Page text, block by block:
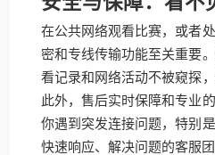
在公共网络观看比赛，或者
密和专线传输功能至关重要
看记录和网络活动不被窥探
此外，售后实时保障和专业
你遇到突发连接问题，特别
快速响应、解决问题的客服